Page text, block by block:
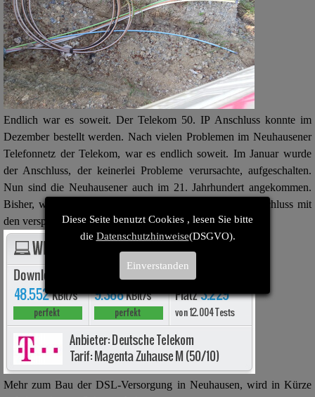
Endlich war es soweit. Der Telekom 50. IP Anschluss konnte im
Dezember bestellt werden. Nach vielen Problemen im Neuhausener
Telefonnetz der Telekom, war es endlich soweit. Im Januar wurde
der Anschluss, der keinerlei Probleme verursachte, aufgeschalten.
Nun sind die Neuhausener auch im 21. Jahrhundert angekommen.
Bisher, wollen wir mal hoffen es bleibt so, läuft der Anschluss mit
den versprochenen 50 MBit/s tadellos.
Mehr zum Bau der DSL-Versorgung in Neuhausen, wird in Kürze
Diese Seite benutzt Cookies , lesen Sie bitte
die Datenschutzhinweise(DSGVO).
Einverstanden